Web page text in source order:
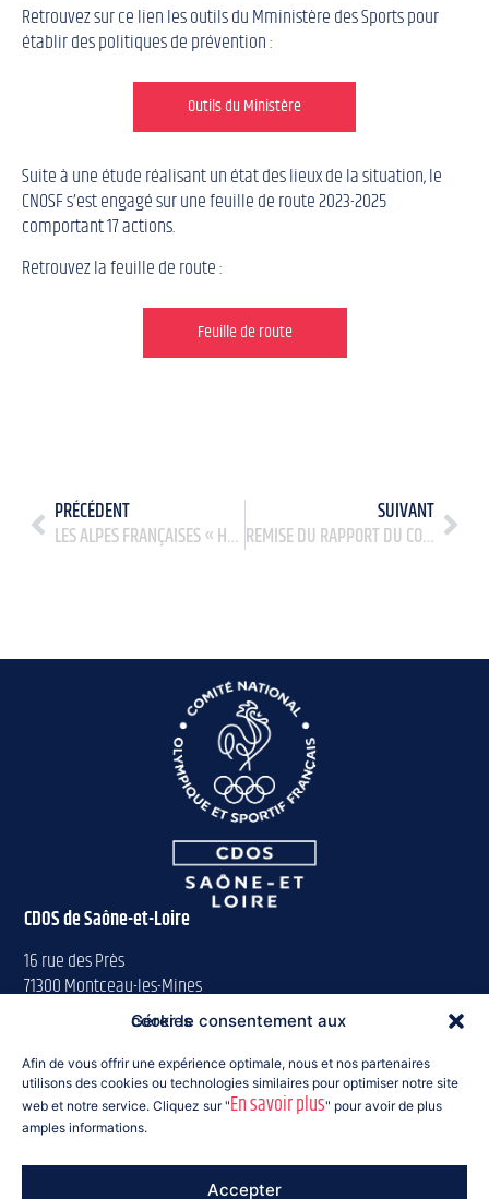
Gérer le consentement aux cookies
Afin de vous offrir une expérience optimale, nous et nos partenaires
utilisons des cookies ou technologies similaires pour optimiser notre site
web et notre service. Cliquez sur "En savoir plus" pour avoir de plus
amples informations.
Accepter
Retrouvez sur ce lien les outils du Mministère des Sports pour
établir des politiques de prévention :
Outils du Ministère
Suite à une étude réalisant un état des lieux de la situation, le
CNOSF s’est engagé sur une feuille de route 2023-2025
comportant 17 actions.
Retrouvez la feuille de route :
Feuille de route
PRÉCÉDENT
LES ALPES FRANÇAISES « HÔTE PRESSENTI » POUR L’ORGANISATION DES JEUX D’HIVER 2030
SUIVANT
REMISE DU RAPPORT DU COMITÉ NATIONAL POUR RENFORCER L’ÉTHIQUE ET LA VIE DÉMOCRATIQUE DANS LE SPORT
CDOS de Saône-et-Loire
16 rue des Près
71300 Montceau-les-Mines
Tél : 03 85 57 63 00
saoneetloire@franceolympique.com
Suivez-nous :